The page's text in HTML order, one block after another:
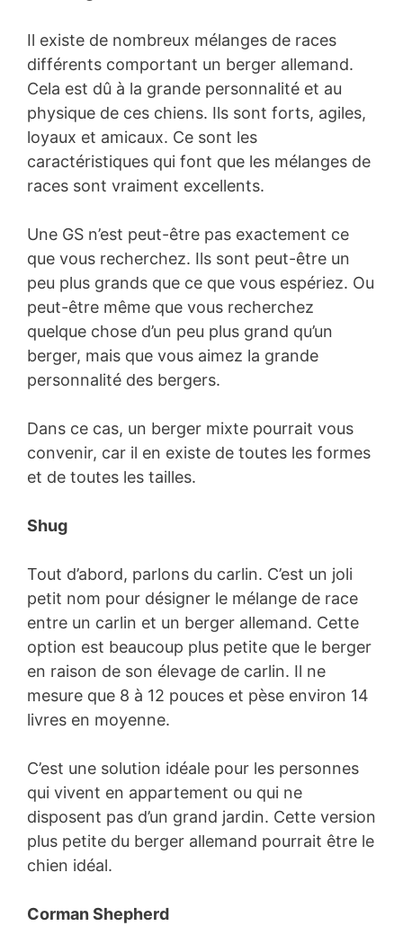
Il existe de nombreux mélanges de races
différents comportant un berger allemand.
Cela est dû à la grande personnalité et au
physique de ces chiens. Ils sont forts, agiles,
loyaux et amicaux. Ce sont les
caractéristiques qui font que les mélanges de
races sont vraiment excellents.
Une GS n’est peut-être pas exactement ce
que vous recherchez. Ils sont peut-être un
peu plus grands que ce que vous espériez. Ou
peut-être même que vous recherchez
quelque chose d’un peu plus grand qu’un
berger, mais que vous aimez la grande
personnalité des bergers.
Dans ce cas, un berger mixte pourrait vous
convenir, car il en existe de toutes les formes
et de toutes les tailles.
Shug
Tout d’abord, parlons du carlin. C’est un joli
petit nom pour désigner le mélange de race
entre un carlin et un berger allemand. Cette
option est beaucoup plus petite que le berger
en raison de son élevage de carlin. Il ne
mesure que 8 à 12 pouces et pèse environ 14
livres en moyenne.
C’est une solution idéale pour les personnes
qui vivent en appartement ou qui ne
disposent pas d’un grand jardin. Cette version
plus petite du berger allemand pourrait être le
chien idéal.
Corman Shepherd